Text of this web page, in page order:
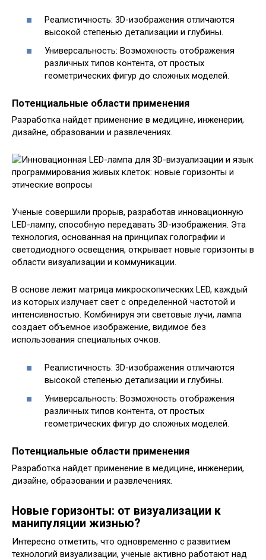
Реалистичность: 3D-изображения отличаются
высокой степенью детализации и глубины.
Универсальность: Возможность отображения
различных типов контента, от простых
геометрических фигур до сложных моделей.
Потенциальные области применения
Разработка найдет применение в медицине, инженерии,
дизайне, образовании и развлечениях.
Ученые совершили прорыв, разработав инновационную
LED-лампу, способную передавать 3D-изображения. Эта
технология, основанная на принципах голографии и
светодиодного освещения, открывает новые горизонты в
области визуализации и коммуникации.
В основе лежит матрица микроскопических LED, каждый
из которых излучает свет с определенной частотой и
интенсивностью. Комбинируя эти световые лучи, лампа
создает объемное изображение, видимое без
использования специальных очков.
Реалистичность: 3D-изображения отличаются
высокой степенью детализации и глубины.
Универсальность: Возможность отображения
различных типов контента, от простых
геометрических фигур до сложных моделей.
Потенциальные области применения
Разработка найдет применение в медицине, инженерии,
дизайне, образовании и развлечениях.
Новые горизонты: от визуализации к
манипуляции жизнью?
Интересно отметить, что одновременно с развитием
технологий визуализации, ученые активно работают над